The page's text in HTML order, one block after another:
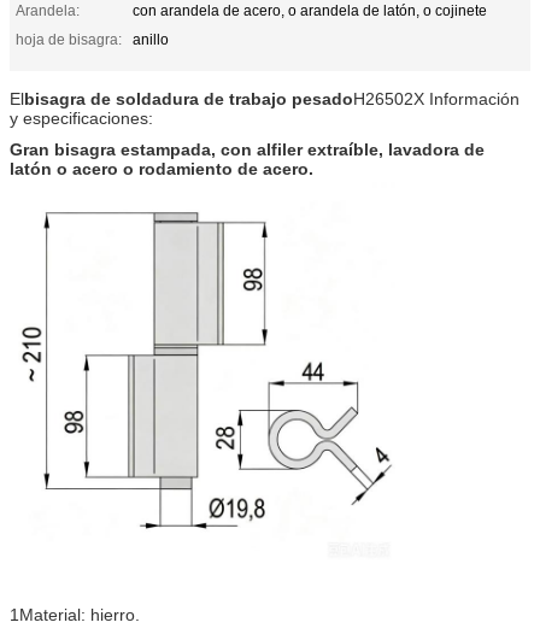
Arandela:
con arandela de acero, o arandela de latón, o cojinete
hoja de bisagra:
anillo
Elbisagra de soldadura de trabajo pesadoH26502X Información
y especificaciones:
Gran bisagra estampada, con alfiler extraíble, lavadora de
latón o acero o rodamiento de acero.
1Material: hierro.